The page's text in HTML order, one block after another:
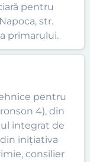
pentru
str.
primarului.
pentru
4), din
integrat de
inițiativa
consilier